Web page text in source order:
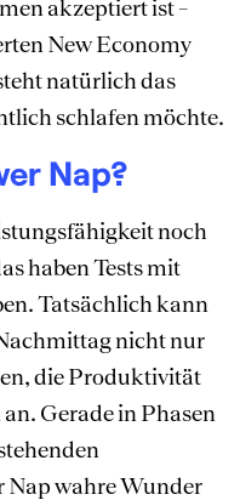
akzeptiert ist –
New Economy
natürlich das
schlafen möchte.
Nap?
noch
haben Tests mit
Tatsächlich kann
nicht nur
die Produktivität
Gerade in Phasen
Nap wahre Wunder